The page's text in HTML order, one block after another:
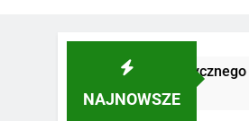
NAJNOWSZE
i estetycznego tarasu